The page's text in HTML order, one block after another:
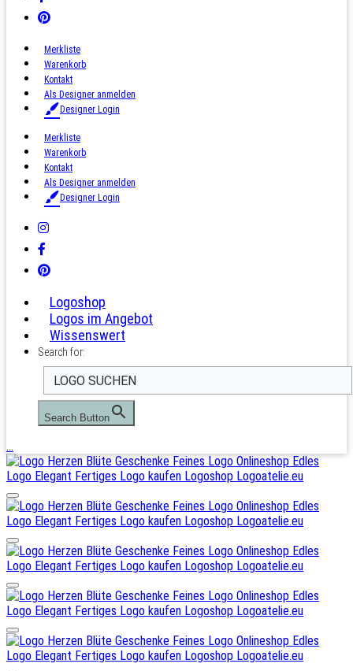
Merkliste
Warenkorb
Kontakt
Als Designer anmelden
Designer Login
Merkliste
Warenkorb
Kontakt
Als Designer anmelden
Designer Login
Logoshop
Logos im Angebot
Wissenswert
Search for:
Search Button
…